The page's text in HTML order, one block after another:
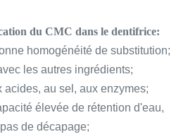
du CMC dans le dentifrice:
homogénéité de substitution;
les autres ingrédients;
au sel, aux enzymes;
élevée de rétention d'eau,
de décapage;